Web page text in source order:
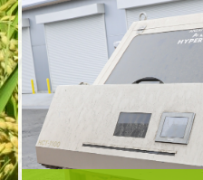
採用情報